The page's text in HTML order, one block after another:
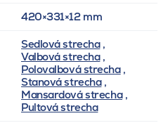
420×331×12 mm
Sedlová strecha,
Valbová strecha,
Polovalbová strecha,
Stanová strecha,
Mansardová strecha,
Pultová strecha